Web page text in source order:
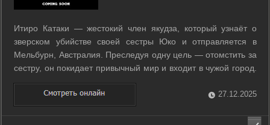
Итиро Катаки — жестокий член якудза, который узнаёт о
зверском убийстве своей сестры Юко и отправляется в
Мельбурн, Австралия. Преследуя одну цель — отомстить за
сестру, он покидает привычный мир и входит в чужой город.
Убийство совершила группа преступников, и Итиро готов
идти на крайние меры, чтобы найти виновных. В Мельбурне
он встречает ...
27.12.2025